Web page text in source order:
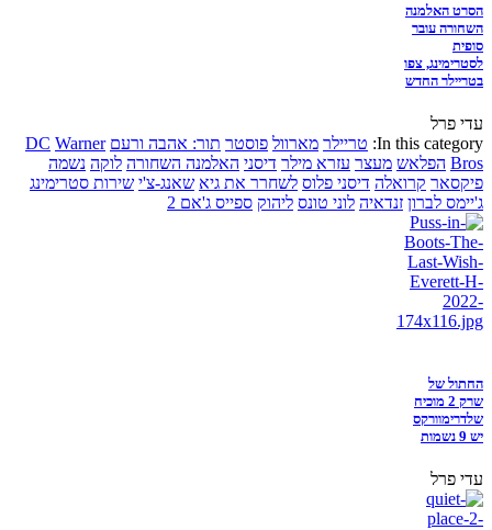
הסרט האלמנה
השחורה עובר
סופית
לסטרימינג, צפו
בטריילר החדש
עדי פרל
In this category: טריילר מארוול פוסטר תור: אהבה ורעם DC Warner
Bros הפלאש מעצר עזרא מילר דיסני האלמנה השחורה לוקה נשמה
פיקסאר קרואלה דיסני פלוס לשחרר את גיא שאנג-צ'י שירות סטרימינג
ג'יימס לברון זנדאיה לוני טונס ליהוק ספייס ג'אם 2
החתול של
שרק 2 מוכיח
שלדרימוורקס
יש 9 נשמות
עדי פרל